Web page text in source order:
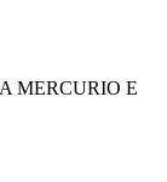
MERCURIO E